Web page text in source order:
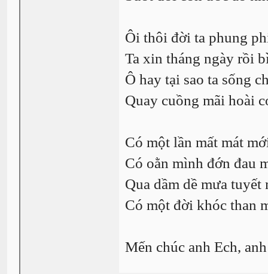
Ôi thôi đời ta phung
Ta xin tháng ngày rồi
Ô hay tại sao ta sống
Quay cuồng mãi hoài
Có một lần mất mát
Có oằn mình đớn đau
Qua dầm dề mưa
Có một đời khóc than
Mến chúc anh Ech,